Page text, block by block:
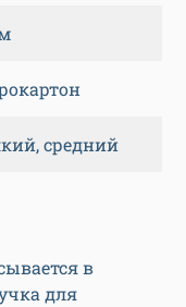
средний
в
для